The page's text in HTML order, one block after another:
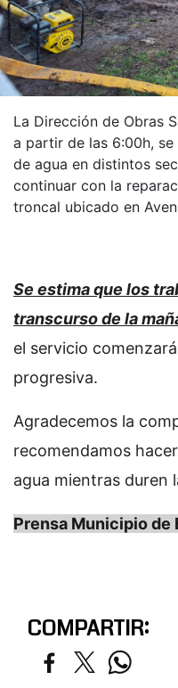
La Dirección de Obras
a partir de las 6:00h,
de agua en distintos
continuar con la
troncal ubicado en
Se estima que los
transcurso de la
el servicio
progresiva.
Agradecemos la
recomendamos
agua mientras duren
Prensa Municipio de
COMPARTIR: